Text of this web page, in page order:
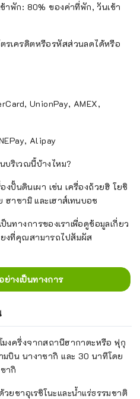
พัก: 80% ของค่าที่พัก, วันเข้า
รเครดิตหรือรหัสส่วนลดได้หรือ
UnionPay, AMEX,
Alipay
บริเวณนี้บ้างไหม?
งปั้นดินเผา เช่น เครื่องถ้วยฮิ โยชิ
ฮาซามิ และเฮาส์เทนบอช
ทางการของเราเพื่อดูข้อมูลเกี่ยว
งที่คุณสามารถไปสัมผัส
างเป็นทางการ
มงครึ่งจากสถานีฮากาตะหรือ ฟุกุ
บิน นางาซากิ และ 30 นาทีโดย
ากิ
ยชาอุเรชิโนะและน้ำแร่ธรรมชาติ